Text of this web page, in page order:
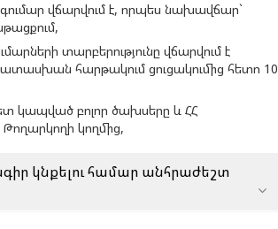
վճարվում է, որպես նախավճար`
տարբերությունը վճարվում է
հարթակում ցուցակումից հետո 10
կապված բոլոր ծախսերը և ՀՀ
կողմից,
կնքելու համար անհրաժեշտ